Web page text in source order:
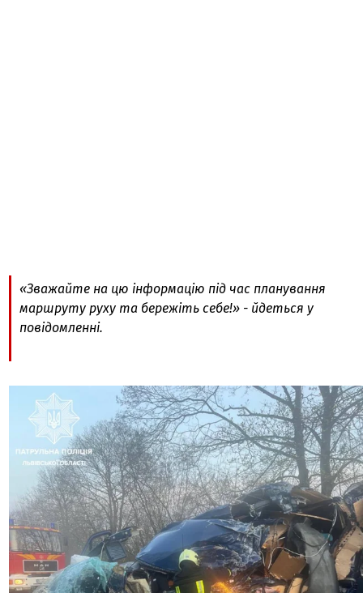
«Зважайте на цю інформацію під час планування
маршруту руху та бережіть себе!» - йдеться у
повідомленні.